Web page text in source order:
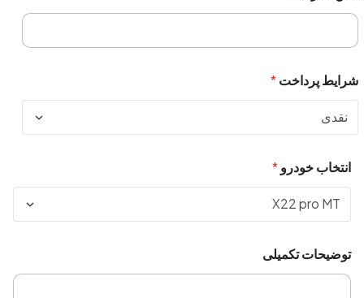
شرایط پرداخت*
انتخاب خودرو*
توضیحات تکمیلی